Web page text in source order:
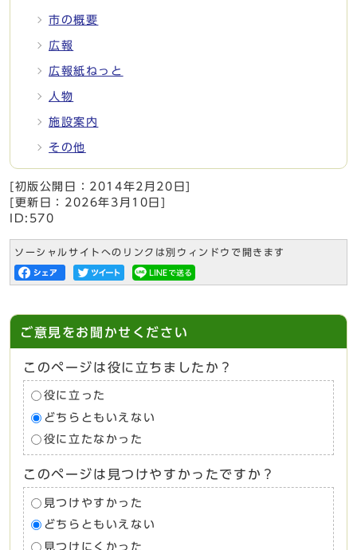
市の概要
広報
広報紙ねっと
人物
施設案内
その他
[初版公開日： 2014年2月20日
[更新日： 2026年3月10日
ID:570
ソーシャルサイトへのリンクは別ウィンドウで開きます
ご意見をお聞かせください
このページは役に立ちましたか？
役に立った
どちらともいえない
役に立たなかった
このページは見つけやすかったですか？
見つけやすかった
どちらともいえない
見つけにくかった